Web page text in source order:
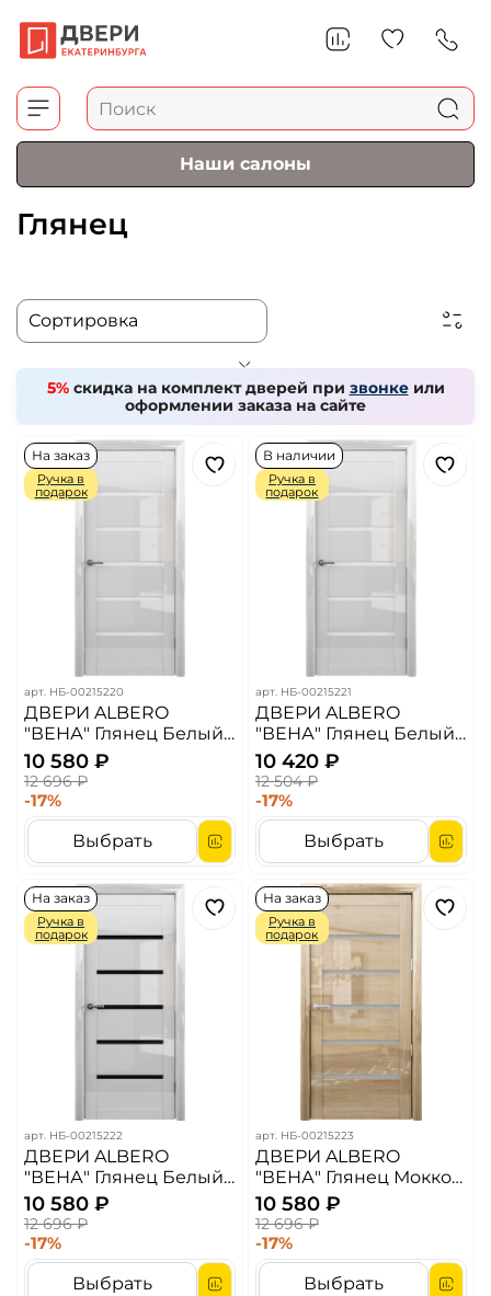
Наши салоны
Глянец
5% скидка на комплект дверей при звонкеили
оформлении заказа на сайте
На заказ
Ручка в
подарок
арт. НБ-00215220
ДВЕРИ ALBERO
"ВЕНА" Глянец Белый/
Белый Акрилат (ДО)
10 580 ₽
12 696 ₽
-17%
Выбрать
В наличии
Ручка в
подарок
арт. НБ-00215221
ДВЕРИ ALBERO
"ВЕНА" Глянец Белый/
Белый Мателюкс (ДО)
10 420 ₽
12 504 ₽
-17%
Выбрать
На заказ
Ручка в
подарок
арт. НБ-00215222
ДВЕРИ ALBERO
"ВЕНА" Глянец Белый/
Черный Акрилат (ДО)
10 580 ₽
12 696 ₽
-17%
Выбрать
На заказ
Ручка в
подарок
арт. НБ-00215223
ДВЕРИ ALBERO
"ВЕНА" Глянец Мокко/
Белый Акрилат (ДО)
10 580 ₽
12 696 ₽
-17%
Выбрать